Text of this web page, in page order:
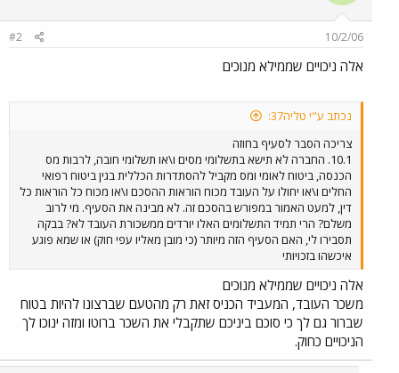
10/2/06
#2
אלה ניכויים שממילא מנוכים
נכתב ע"י טליה37:
צריכה הסבר לסעיף בחוזה
10.1. החברה לא תישא בתשלומי מסים ו\או תשלומי חובה, לרבות מס
הכנסה, ביטוח לאומי ומס מקביל להסתדרות הכללית בגין ביטוח רפואי
החלים ו\או יחולו על העובד מכוח הוראות ההסכם ו\או מכוח כל הוראות כל
דין, למעט האמור במפורש בהסכם זה. לא מבינה את הסעיף. מי לרוב
משלם? הרי תמיד התשלומים האלו יורדים ממשכורת העובד לא? בבקה
תסבירו לי, האם הסעיף הזה מיותר (כי מובן מאליו עפי חוק) או שמא פוגע
איכשהו בזכויותי
אלה ניכויים שממילא מנוכים
משכר העובד, המעביד הכניס זאת רק מהטעם שברצונו להיות בטוח
שברור גם לך כי סוכם ביניכם שתקבלי את השכר ברוטו ומזה ינוכו לך
הניכויים כחוק.